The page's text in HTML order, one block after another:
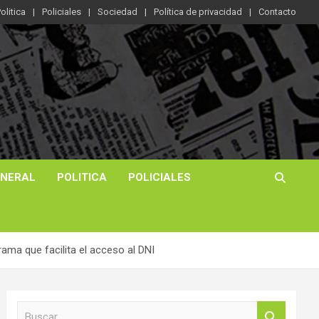
Policiales Sociedad Política de privacidad Contacto
POLITICA POLICIALES
que facilita el acceso al DNI